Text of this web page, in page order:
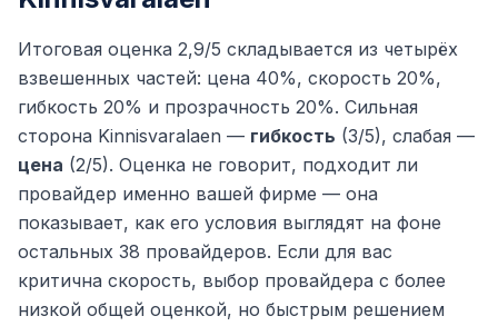
Итоговая оценка 2,9/5 складывается из четырёх
взвешенных частей: цена 40%, скорость 20%,
гибкость 20% и прозрачность 20%. Сильная
сторона Kinnisvaralaen — гибкость (3/5), слабая —
цена (2/5). Оценка не говорит, подходит ли
провайдер именно вашей фирме — она
показывает, как его условия выглядят на фоне
остальных 38 провайдеров. Если для вас
критична скорость, выбор провайдера с более
низкой общей оценкой, но быстрым решением